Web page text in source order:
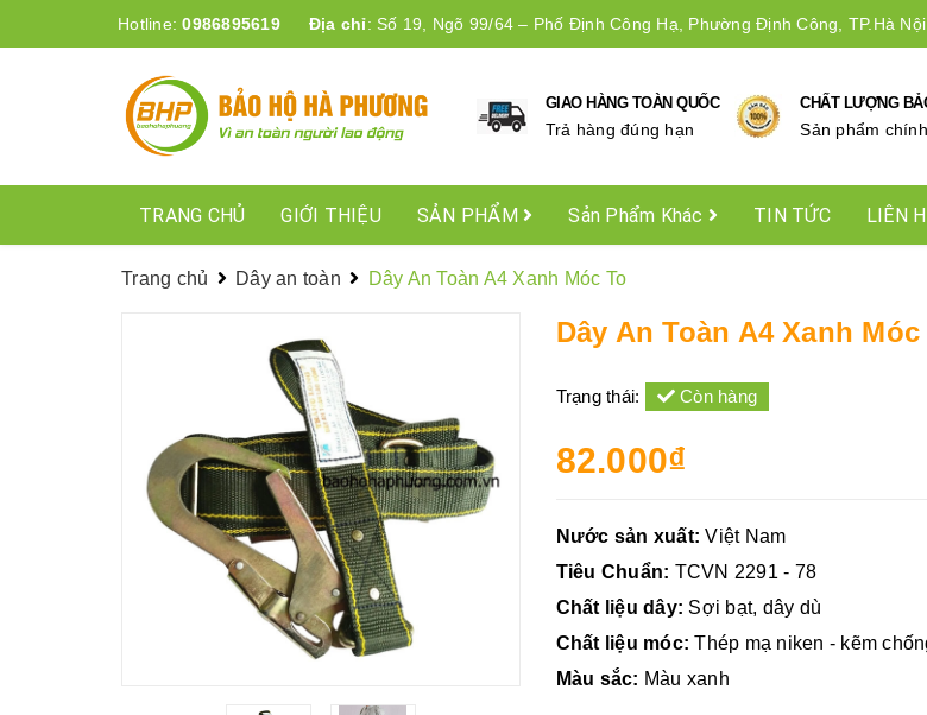
Hotline:0986895619 Địa chỉ: Số 19, Ngõ 99/64 – Phố Định Công Hạ, Phường Định Công, TP.Hà
GIAO HÀNG TOÀN QUỐC
Trả hàng đúng hạn
CHẤT LƯỢNG
Sản phẩm
TRANG CHỦ GIỚI THIỆU SẢN PHẨM Sản Phẩm Khác TIN TỨC LIÊN
Trang chủ Dây an toàn Dây An Toàn A4 Xanh Móc To
Dây An Toàn A4 Xanh Móc
Trạng thái: Còn hàng
82.000₫
Nước sản xuất: Việt Nam
Tiêu Chuẩn: TCVN 2291 - 78
Chất liệu dây: Sợi bạt, dây dù
Chất liệu móc: Thép mạ niken - kẽm
Màu sắc: Màu xanh